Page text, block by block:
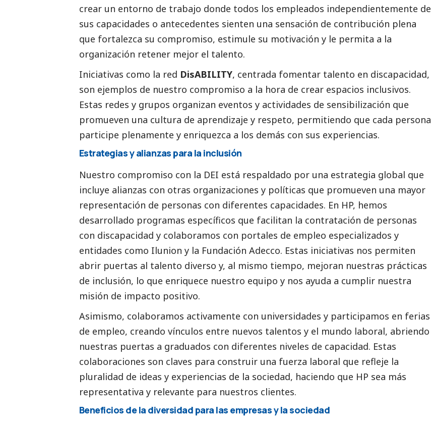
crear un entorno de trabajo donde todos los empleados independientemente de
sus capacidades o antecedentes sienten una sensación de contribución plena
que fortalezca su compromiso, estimule su motivación y le permita a la
organización retener mejor el talento.
Iniciativas como la red DisABILITY, centrada fomentar talento en discapacidad,
son ejemplos de nuestro compromiso a la hora de crear espacios inclusivos.
Estas redes y grupos organizan eventos y actividades de sensibilización que
promueven una cultura de aprendizaje y respeto, permitiendo que cada persona
participe plenamente y enriquezca a los demás con sus experiencias.
Estrategias y alianzas para la inclusión
Nuestro compromiso con la DEI está respaldado por una estrategia global que
incluye alianzas con otras organizaciones y políticas que promueven una mayor
representación de personas con diferentes capacidades. En HP, hemos
desarrollado programas específicos que facilitan la contratación de personas
con discapacidad y colaboramos con portales de empleo especializados y
entidades como Ilunion y la Fundación Adecco. Estas iniciativas nos permiten
abrir puertas al talento diverso y, al mismo tiempo, mejoran nuestras prácticas
de inclusión, lo que enriquece nuestro equipo y nos ayuda a cumplir nuestra
misión de impacto positivo.
Asimismo, colaboramos activamente con universidades y participamos en ferias
de empleo, creando vínculos entre nuevos talentos y el mundo laboral, abriendo
nuestras puertas a graduados con diferentes niveles de capacidad. Estas
colaboraciones son claves para construir una fuerza laboral que refleje la
pluralidad de ideas y experiencias de la sociedad, haciendo que HP sea más
representativa y relevante para nuestros clientes.
Beneficios de la diversidad para las empresas y la sociedad